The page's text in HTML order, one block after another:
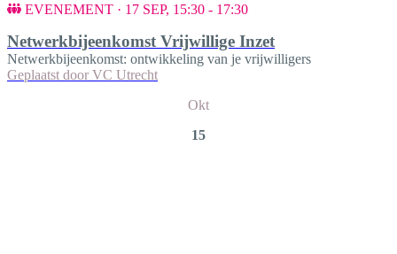
EVENEMENT · 17 SEP, 15:30 - 17:30
Netwerkbijeenkomst Vrijwillige Inzet
Netwerkbijeenkomst: ontwikkeling van je vrijwilligers
Geplaatst door VC Utrecht
Okt
15